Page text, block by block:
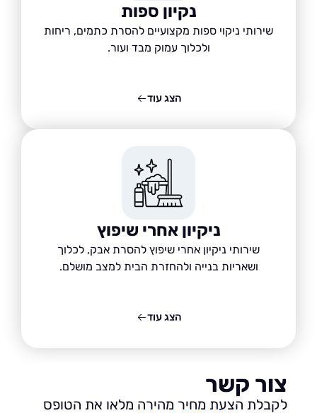
נקיון ספות
שירותי ניקוי ספות מקצועיים להסרת כתמים, ריחות
ולכלוך עמוק מבד ועור.
ניקיון אחרי שיפוץ
שירותי ניקיון אחרי שיפוץ להסרת אבק, לכלוך
ושאריות בנייה ולהחזרת הבית למצב מושלם.
קשר
הצעת מחיר מהירה מלאו את הטופס